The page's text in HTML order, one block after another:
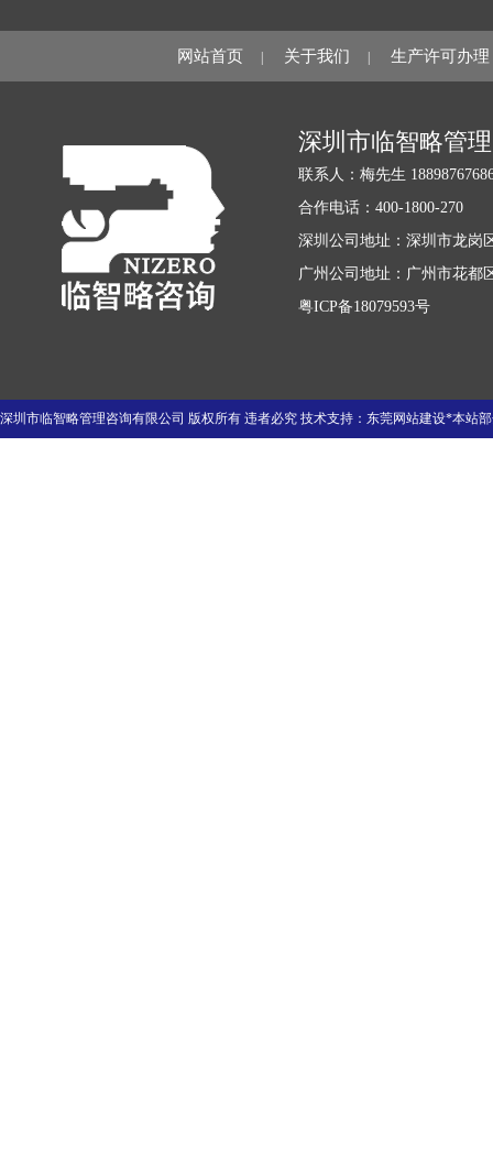
网站首页 关于我们 生产许可办理
深圳市临智略管
联系人：梅先生
合作电话：400-1800-270
深圳公司地址：深圳市龙岗
广州公司地址：广州市花都
粤ICP备18079593号
深圳市临智略管理咨询有限公司 版权所有 违者必究 技术支持： 东莞网站建设*本站